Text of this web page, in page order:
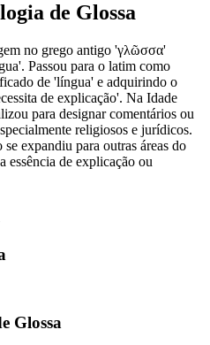
de Glossa
no grego antigo 'γλῶσσα'
Passou para o latim como
de 'língua' e adquirindo o
de explicação'. Na Idade
para designar comentários ou
religiosos e jurídicos.
expandiu para outras áreas do
essência de explicação ou
Glossa